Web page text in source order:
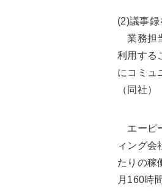
(2)議事
業務担
利用する
にコミュ
（同社）
エーピ
ィング会
たりの稼
月160時